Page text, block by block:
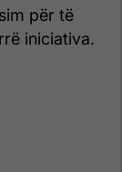
për të
iniciativa.